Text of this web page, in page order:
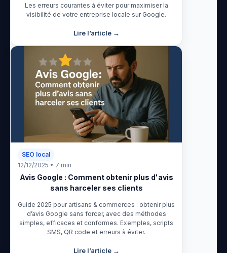
Les erreurs courantes à éviter pour maximiser la
visibilité de votre entreprise locale sur Google.
Lire l’article →
SEO local
12/12/2025 • 7 min
Avis Google : Comment obtenir plus d'avis
sans harceler ses clients
Guide 2025 pour artisans & commerces : obtenir plus
d’avis Google sans forcer, avec des méthodes
simples, efficaces et conformes. Exemples, scripts
SMS, QR code et erreurs à éviter.
Lire l’article →